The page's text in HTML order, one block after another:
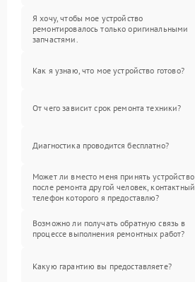
Я хочу, чтобы мое устройство
ремонтировалось только оригинальными
запчастями.
Как я узнаю, что мое устройство готово?
От чего зависит срок ремонта техники?
Диагностика проводится бесплатно?
Может ли вместо меня принять устройство
после ремонта другой человек, контактный
телефон которого я предоставлю?
Возможно ли получать обратную связь в
процессе выполнения ремонтных работ?
Какую гарантию вы предоставляете?